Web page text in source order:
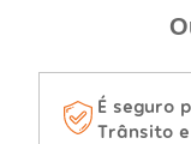
É seguro
Trânsito